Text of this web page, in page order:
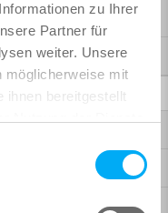
zu Ihrer
Partner für
weiter. Unsere
möglicherweise mit
ihnen bereitgestellt